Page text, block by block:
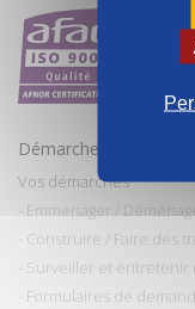
Démarches et conseils
Vos démarches
- Emmenager / Déménager
- Construire / Faire des
- Surveiller et entretenir
- Formulaires de